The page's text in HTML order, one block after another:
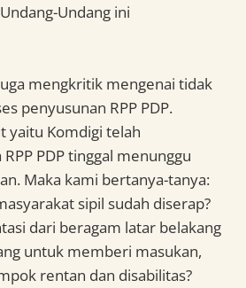
Undang ini
mengkritik mengenai tidak
penyusunan RPP PDP.
yaitu Komdigi telah
PDP tinggal menunggu
Maka kami bertanya-tanya:
sipil sudah diserap?
dari beragam latar belakang
untuk memberi masukan,
rentan dan disabilitas?